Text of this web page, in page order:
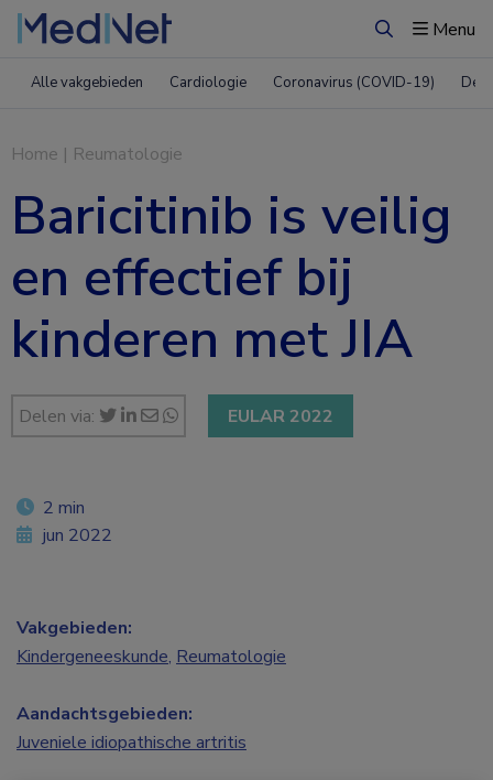
ZoekenMenu
Alle vakgebieden Cardiologie Coronavirus (COVID-19)
Home | Reumatologie
Baricitinib is veilig
en effectief bij
kinderen met JIA
Delen via: EULAR 2022
2 min
jun 2022
Vakgebieden:
Kindergeneeskunde, Reumatologie
Aandachtsgebieden:
Juveniele idiopathische artritis